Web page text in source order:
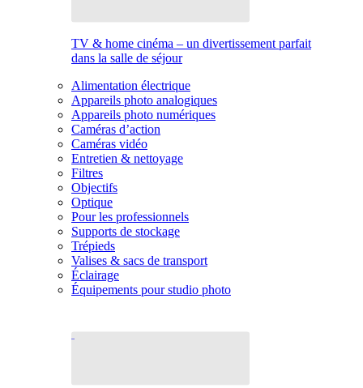
TV & home cinéma – un divertissement parfait
dans la salle de séjour
Alimentation électrique
Appareils photo analogiques
Appareils photo numériques
Caméras d’action
Caméras vidéo
Entretien & nettoyage
Filtres
Objectifs
Optique
Pour les professionnels
Supports de stockage
Trépieds
Valises & sacs de transport
Éclairage
Équipements pour studio photo